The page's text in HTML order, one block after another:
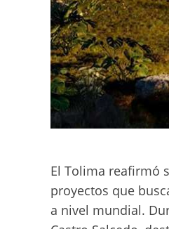
El Tolima reafirmó
proyectos que
a nivel mundial.